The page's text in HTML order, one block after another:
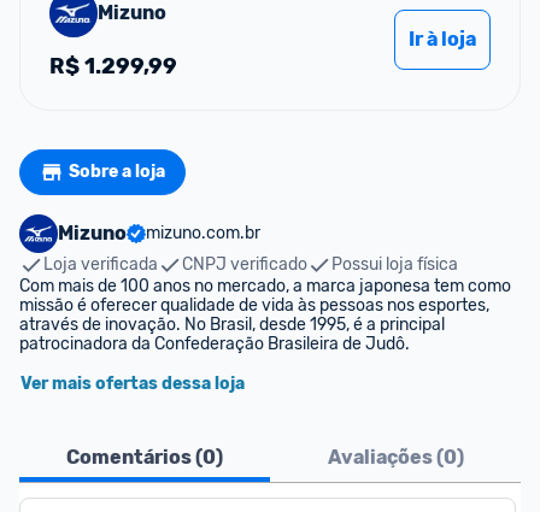
Mizuno
R$1.299,99
Ir à loja
Sobre a loja
Mizuno
mizuno.com.br
Loja verificada
CNPJ verificado
Possui loja física
Com mais de 100 anos no mercado, a marca japonesa tem como
missão é oferecer qualidade de vida às pessoas nos esportes,
através de inovação. No Brasil, desde 1995, é a principal
patrocinadora da Confederação Brasileira de Judô.
Ver mais ofertas dessa loja
Comentários (0) Avaliações (0)